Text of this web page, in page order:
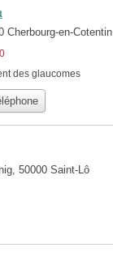
Cherbourg-en-Cotentin
des glaucomes
50000 Saint-Lô